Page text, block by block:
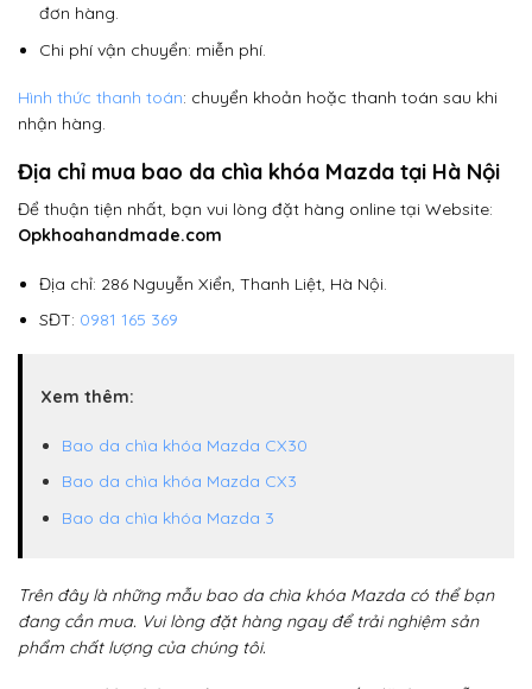
đơn hàng.
Chi phí vận chuyển: miễn phí.
Hình thức thanh toán: chuyển khoản hoặc thanh toán sau khi
nhận hàng.
Địa chỉ mua bao da chìa khóa Mazda tại Hà Nội
Để thuận tiện nhất, bạn vui lòng đặt hàng online tại Website:
Opkhoahandmade.com
Địa chỉ: 286 Nguyễn Xiển, Thanh Liệt, Hà Nội.
SĐT: 0981 165 369
Xem thêm:
Bao da chìa khóa Mazda CX30
Bao da chìa khóa Mazda CX3
Bao da chìa khóa Mazda 3
Trên đây là những mẫu bao da chìa khóa Mazda có thể bạn
đang cần mua. Vui lòng đặt hàng ngay để trải nghiệm sản
phẩm chất lượng của chúng tôi.